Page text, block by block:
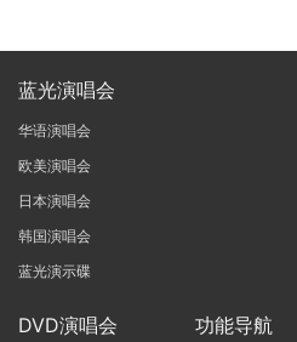
蓝光演唱会
华语演唱会
欧美演唱会
日本演唱会
韩国演唱会
蓝光演示碟
DVD演唱会 功能导航